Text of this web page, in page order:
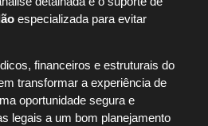
especializada para evitar
financeiros e estruturais do
transformar a experiência de
oportunidade segura e
legais a um bom planejamento